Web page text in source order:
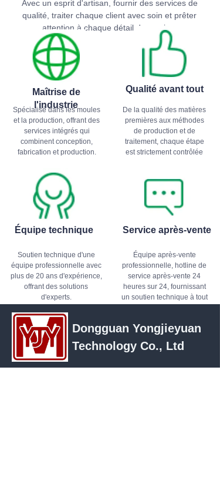
Avec un esprit d'artisan, fournir des services de
qualité, traiter chaque client avec soin et prêter
attention à chaque détail du service.
Maîtrise de
l'industrie
Qualité avant tout
Équipe technique Service après-vente
Spécialisé dans les moules
et la production, offrant des
services intégrés qui
combinent conception,
fabrication et production.
De la qualité des matières
premières aux méthodes
de production et de
traitement, chaque étape
est strictement contrôlée
Soutien technique d'une
équipe professionnelle avec
plus de 20 ans d'expérience,
offrant des solutions
d'experts.
Équipe après-vente
professionnelle, hotline de
service après-vente 24
heures sur 24, fournissant
un soutien technique à tout
Dongguan Yongjieyuan
Technology Co., Ltd
FR